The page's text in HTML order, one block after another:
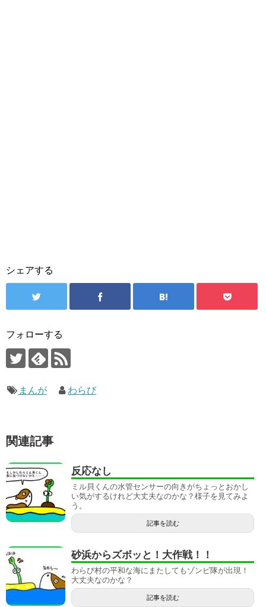
シェアする
フォローする
まんが わらび
関連記事
反応なし
ミル貝くんの水管センサーの向きがちょっとおかし
い気がするけれど大丈夫なのかな？様子を見てみよ
う。
記事を読む
砂浜からズボッと！大作戦！！
わらび村の平和な海にまたしてもゾンビ隊が出現！
大丈夫なのかな？
記事を読む